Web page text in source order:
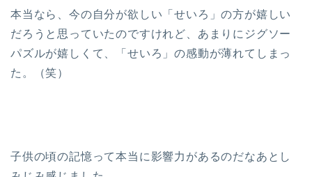
本当なら、今の自分が欲しい「せいろ」の方が嬉しい
だろうと思っていたのですけれど、あまりにジグソー
パズルが嬉しくて、「せいろ」の感動が薄れてしまっ
た。（笑）
子供の頃の記憶って本当に影響力があるのだなあとし